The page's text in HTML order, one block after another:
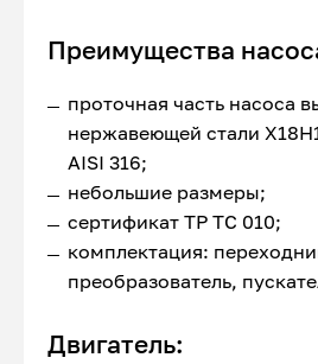
Преимущества
проточная часть насоса
нержавеющей стали
AISI 316;
небольшие размеры;
сертификат ТР ТС 010;
комплектация:
преобразователь,
Двигатель: